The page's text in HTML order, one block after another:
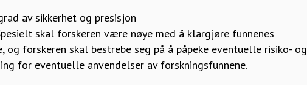
av sikkerhet og presisjon
skal forskeren være nøye med å klargjøre funnenes
forskeren skal bestrebe seg på å påpeke eventuelle risiko- og
for eventuelle anvendelser av forskningsfunnene.